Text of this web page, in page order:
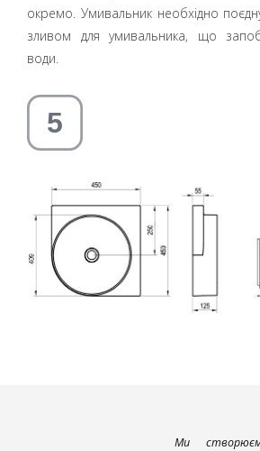
окремо. Умивальник необхідно
зливом для умивальника, що
води.
Ми